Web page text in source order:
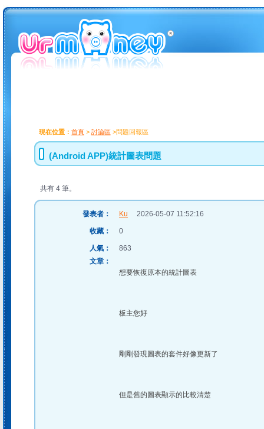
現在位置： 首頁> 討論區>問題回報區
(Android APP)統計圖表問題
共有 4 筆。
發表者： Ku 2026-05-07 11:52:16
收藏： 0
人氣：
863
文章：
想要恢復原本的統計圖表
板主您好
剛剛發現圖表的套件好像更新了
但是舊的圖表顯示的比較清楚